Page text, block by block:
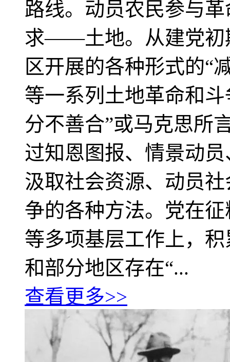
路线。动员农民参与
求——土地。从建党初
区开展的各种形式的“
等一系列土地革命和
分不善合”或马克思所
过知恩图报、情景动
汲取社会资源、动员
争的各种方法。党在
等多项基层工作上，
和部分地区存在“...
查看更多>>